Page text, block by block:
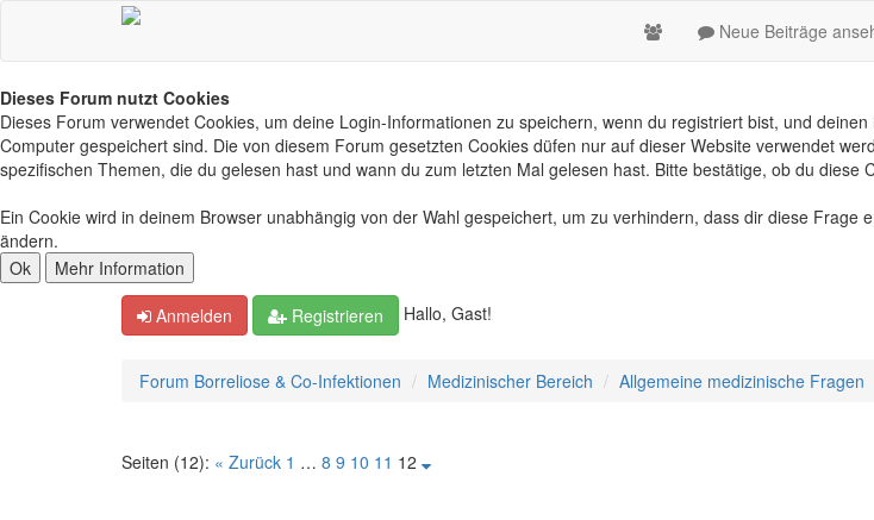
Neue Beiträge
Dieses Forum nutzt Cookies
Dieses Forum verwendet Cookies, um deine Login-Informationen zu speichern, wenn du registriert bist, und
Computer gespeichert sind. Die von diesem Forum gesetzten Cookies düfen nur auf dieser Website verwendet
spezifischen Themen, die du gelesen hast und wann du zum letzten Mal gelesen hast. Bitte bestätige, ob du diese
Ein Cookie wird in deinem Browser unabhängig von der Wahl gespeichert, um zu verhindern, dass dir diese
ändern.
Anmelden Registrieren Hallo, Gast!
Forum Borreliose & Co-Infektionen Medizinischer Bereich Allgemeine medizinische Fragen
Seiten (12): « Zurück 1 … 8 9 10 11 12